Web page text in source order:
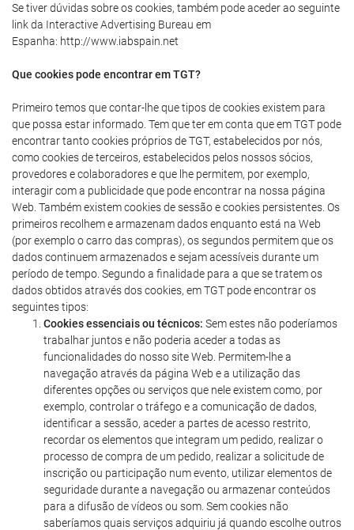
Se tiver dúvidas sobre os cookies, também pode aceder ao seguinte
link da Interactive Advertising Bureau em
Espanha: http://www.iabspain.net
Que cookies pode encontrar em TGT?
Primeiro temos que contar-lhe que tipos de cookies existem para
que possa estar informado. Tem que ter em conta que em TGT pode
encontrar tanto cookies próprios de TGT, estabelecidos por nós,
como cookies de terceiros, estabelecidos pelos nossos sócios,
provedores e colaboradores e que lhe permitem, por exemplo,
interagir com a publicidade que pode encontrar na nossa página
Web. Também existem cookies de sessão e cookies persistentes. Os
primeiros recolhem e armazenam dados enquanto está na Web
(por exemplo o carro das compras), os segundos permitem que os
dados continuem armazenados e sejam acessíveis durante um
período de tempo. Segundo a finalidade para a que se tratem os
dados obtidos através dos cookies, em TGT pode encontrar os
seguintes tipos:
Cookies essenciais ou técnicos: Sem estes não poderíamos
trabalhar juntos e não poderia aceder a todas as
funcionalidades do nosso site Web. Permitem-lhe a
navegação através da página Web e a utilização das
diferentes opções ou serviços que nele existem como, por
exemplo, controlar o tráfego e a comunicação de dados,
identificar a sessão, aceder a partes de acesso restrito,
recordar os elementos que integram um pedido, realizar o
processo de compra de um pedido, realizar a solicitude de
inscrição ou participação num evento, utilizar elementos de
seguridade durante a navegação ou armazenar conteúdos
para a difusão de vídeos ou som. Sem cookies não
saberíamos quais serviços adquiriu já quando escolhe outros